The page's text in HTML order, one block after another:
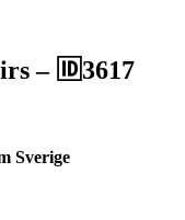
– 🆔3617
Sverige